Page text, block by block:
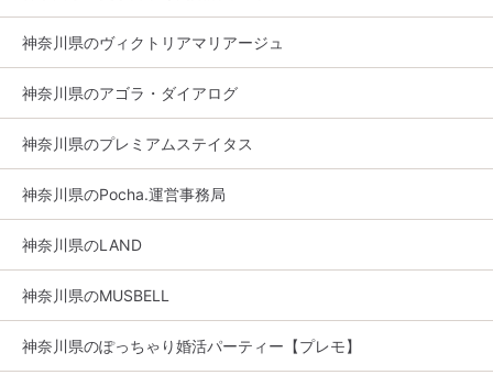
神奈川県のヴィクトリアマリアージュ
神奈川県のアゴラ・ダイアログ
神奈川県のプレミアムステイタス
神奈川県のPocha.運営事務局
神奈川県のLAND
神奈川県のMUSBELL
神奈川県のぽっちゃり婚活パーティー【プレモ】